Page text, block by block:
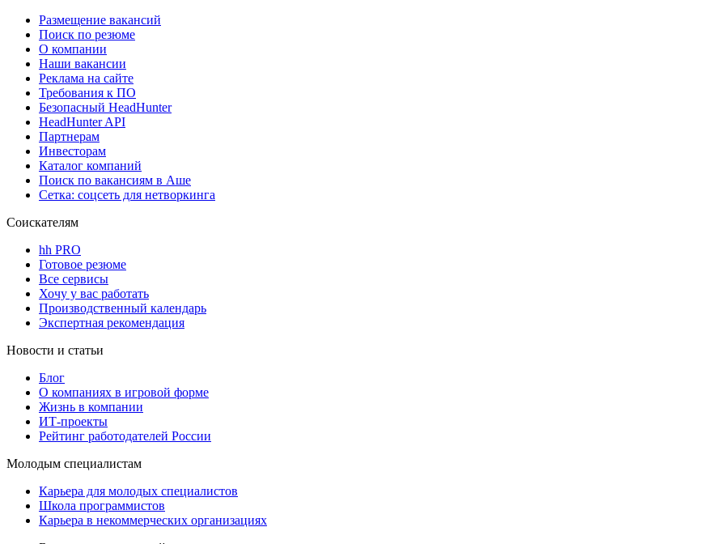
Размещение вакансий
Поиск по резюме
О компании
Наши вакансии
Реклама на сайте
Требования к ПО
Безопасный HeadHunter
HeadHunter API
Партнерам
Инвесторам
Каталог компаний
Поиск по вакансиям в Аше
Сетка: соцсеть для нетворкинга
Соискателям
hh PRO
Готовое резюме
Все сервисы
Хочу у вас работать
Производственный календарь
Экспертная рекомендация
Новости и статьи
Блог
О компаниях в игровой форме
Жизнь в компании
ИТ-проекты
Рейтинг работодателей России
Молодым специалистам
Карьера для молодых специалистов
Школа программистов
Карьера в некоммерческих организациях